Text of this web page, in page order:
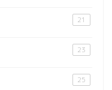
21
23
25